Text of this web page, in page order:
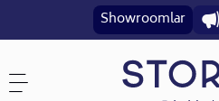
Showroomlar